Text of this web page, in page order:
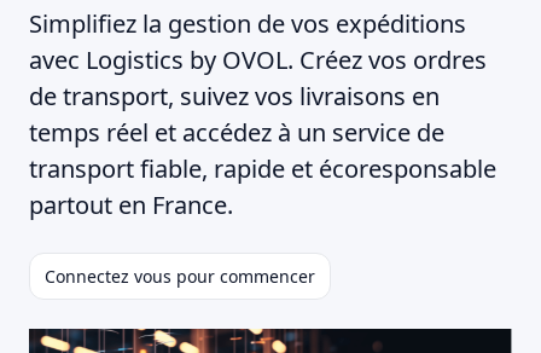
Simplifiez la gestion de vos expéditions
avec Logistics by OVOL. Créez vos ordres
de transport, suivez vos livraisons en
temps réel et accédez à un service de
transport fiable, rapide et écoresponsable
partout en France.
Connectez vous pour commencer